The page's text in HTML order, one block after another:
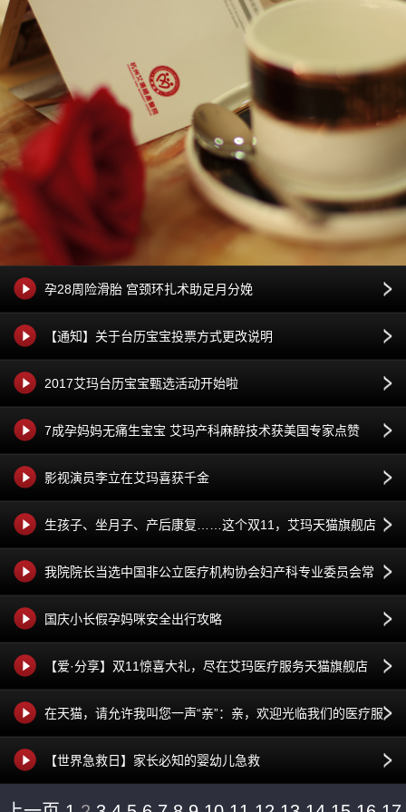
孕28周险滑胎 宫颈环扎术助足月分娩
【通知】关于台历宝宝投票方式更改说明
2017艾玛台历宝宝甄选活动开始啦
7成孕妈妈无痛生宝宝 艾玛产科麻醉技术获美国专家点赞
影视演员李立在艾玛喜获千金
生孩子、坐月子、产后康复……这个双11，艾玛天猫旗舰店
让你抢到手软
我院院长当选中国非公立医疗机构协会妇产科专业委员会常
务委员国庆小长假孕妈咪安全出行攻略
【爱·分享】双11惊喜大礼，尽在艾玛医疗服务天猫旗舰店
在天猫，请允许我叫您一声“亲”：亲，欢迎光临我们的医疗服
务旗舰店！【世界急救日】家长必知的婴幼儿急救